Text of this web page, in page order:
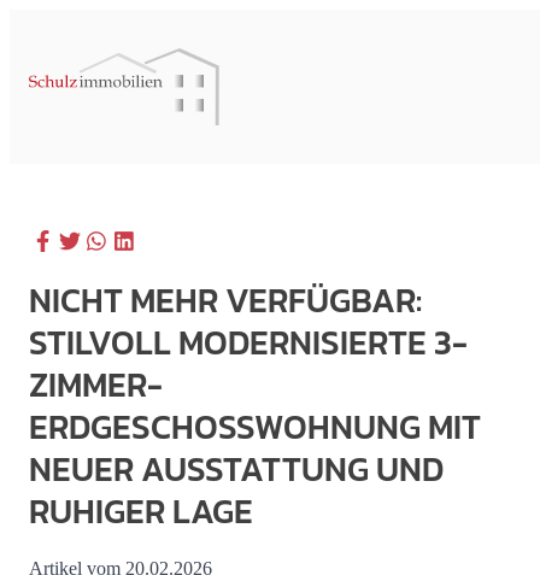
NICHT MEHR VERFÜGBAR:
STILVOLL MODERNISIERTE 3-
ZIMMER-
ERDGESCHOSSWOHNUNG MIT
NEUER AUSSTATTUNG UND
RUHIGER LAGE
Artikel vom 20.02.2026